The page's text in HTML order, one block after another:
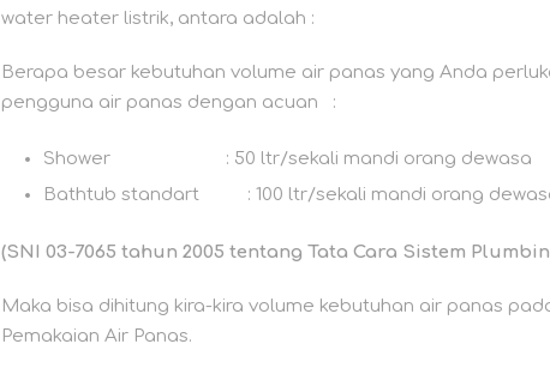
water heater listrik, antara adalah :
Berapa besar kebutuhan volume air panas yang Anda
pengguna air panas dengan acuan :
Shower : 50 ltr/sekali mandi orang dewasa
Bathtub standart : 100 ltr/sekali mandi orang
(SNI 03-7065 tahun 2005 tentang Tata Cara Sistem
Maka bisa dihitung kira-kira volume kebutuhan air panas
Pemakaian Air Panas.